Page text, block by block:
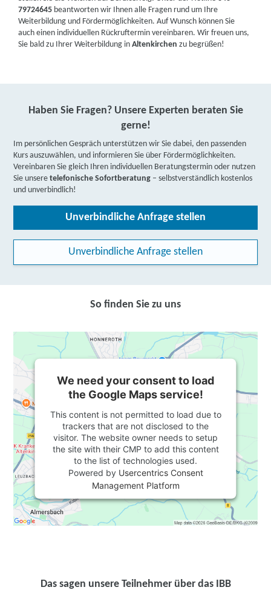
79724645 beantworten wir Ihnen alle Fragen rund um Ihre
Weiterbildung und Fördermöglichkeiten. Auf Wunsch können Sie
auch einen individuellen Rückruftermin vereinbaren. Wir freuen uns,
Sie bald zu Ihrer Weiterbildung inAltenkirchen zu begrüßen!
Haben Sie Fragen? Unsere Experten beraten Sie
gerne!
Im persönlichen Gespräch unterstützen wir Sie dabei, den passenden
Kurs auszuwählen, und informieren Sie über Fördermöglichkeiten.
Vereinbaren Sie gleich Ihren individuellen Beratungstermin oder nutzen
Sie unseretelefonische Sofortberatung – selbstverständlich kostenlos
und unverbindlich!
Unverbindliche Anfrage stellen
Unverbindliche Anfrage stellen
So finden Sie zu uns
We need your consent to load
the Google Maps service!
This content is not permitted to load due to
trackers that are not disclosed to the
visitor. The website owner needs to setup
the site with their CMP to add this content
to the list of technologies used.
Powered by Usercentrics Consent
Management Platform
Das sagen unsere Teilnehmer über das IBB